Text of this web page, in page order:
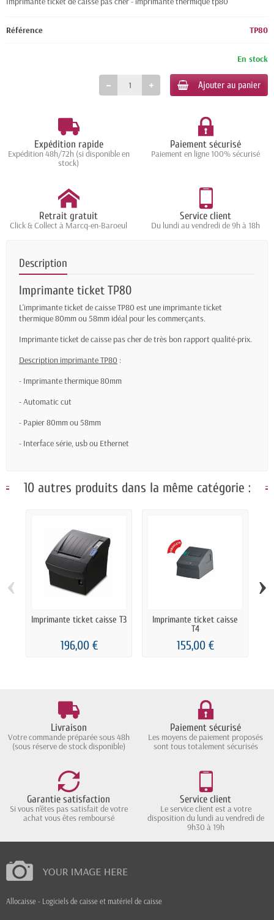
Référence TP80
En stock
Ajouter au panier
Expédition rapide
Expédition 48h/72h (si disponible en
stock)
Paiement sécurisé
Paiement en ligne 100% sécurisé
Retrait gratuit
Click & Collect à Marcq-en-Baroeul
Service client
Du lundi au vendredi de 9h à 18h
Description
Imprimante ticket TP80
L'imprimante ticket de caisse TP80 est une imprimante ticket
thermique 80mm ou 58mm idéal pour les commerçants.
Imprimante ticket de caisse pas cher de très bon rapport qualité-prix.
Description imprimante TP80 :
- Imprimante thermique 80mm
- Automatic cut
- Papier 80mm ou 58mm
- Interface série, usb ou Ethernet
10 autres produits dans la même catégorie :
Imprimante ticket caisse T3
196,00 €
Imprimante ticket caisse
T4
155,00 €
‹ ›
Livraison
Votre commande préparée sous 48h
(sous réserve de stock disponible)
Paiement sécurisé
Les moyens de paiement proposés
sont tous totalement sécurisés
Garantie satisfaction
Si vous n'êtes pas satisfait de votre
achat vous êtes remboursé
Service client
Le service client est a votre
disposition du lundi au vendredi de
9h30 à 19h
Allocaisse - Logiciels de caisse et matériel de caisse